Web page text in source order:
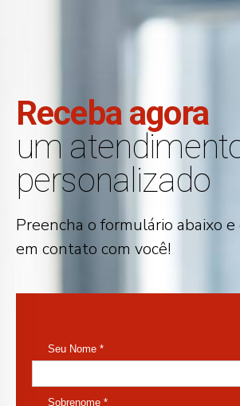
Receba agora
um
personalizado
Preencha o formulário abaixo
em contato com você!